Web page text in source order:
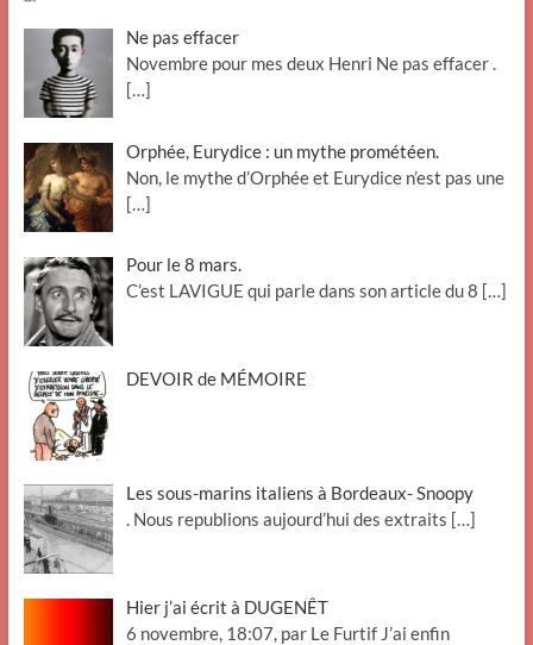
Ne pas effacer
Novembre pour mes deux Henri Ne pas effacer .
[…]
Orphée, Eurydice : un mythe prométéen.
Non, le mythe d’Orphée et Eurydice n’est pas une
[…]
Pour le 8 mars.
C’est LAVIGUE qui parle dans son article du 8 […]
DEVOIR de MÉMOIRE
Les sous-marins italiens à Bordeaux- Snoopy
. Nous republions aujourd’hui des extraits […]
Hier j’ai écrit à DUGENÊT
6 novembre, 18:07, par Le Furtif J’ai enfin